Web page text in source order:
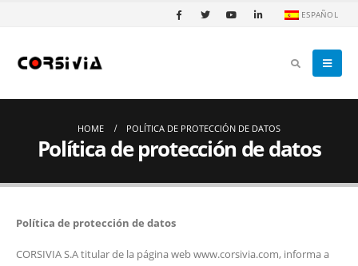
ESPAÑOL
HOME POLÍTICA DE PROTECCIÓN DE DATOS
Política de protección de datos
Política de protección de datos
CORSIVIA S.A titular de la página web www.corsivia.com, informa a